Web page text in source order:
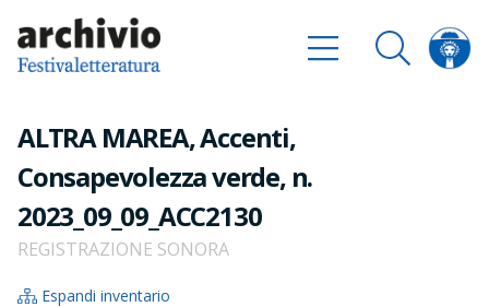
ALTRA MAREA, Accenti,
Consapevolezza verde, n.
2023_09_09_ACC2130
REGISTRAZIONE SONORA
Espandi inventario